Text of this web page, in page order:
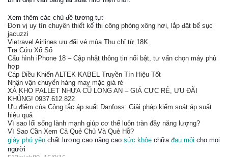
Xem thêm các chủ đề tương tự:
Đơn vị uy tín chuyên thiết kế thi công phòng xông hơi, lắp đặt bể sục
jacuzzi
Vietravel Airlines ưu đãi vé mùa Thu chỉ từ 18K
Tra Cứu Xổ Số
Cấu hình iPhone 18 – Cập nhật thông tin nổi bật, tư vấn chọn máy phù
hợp
Cáp Điều Khiển ALTEK KABEL Truyền Tín Hiệu Tốt
Nhận vận chuyển hàng may mặc giá rẻ
XẢ KHO PALLET NHỰA CŨ LONG AN – GIÁ CỰC RẺ, ƯU ĐÃI
KHỦNG! 0937.612.822
Ưu điểm của Công tắc áp suất Danfoss: Giải pháp kiểm soát áp suất
hiệu quả
Vì sao lối sống lành mạnh giúp cơ thể luôn tràn đầy năng lượng?
Vì Sao Cần Xem Cả Quẻ Chủ Và Quẻ Hỗ?
giày phú yên chất lượng cao nâng cao sức khỏe chữa đau mỏi cho mọi
người